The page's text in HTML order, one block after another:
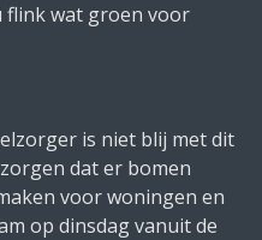
flink wat groen voor
is niet blij met dit
dat er bomen
voor woningen en
op dinsdag vanuit de